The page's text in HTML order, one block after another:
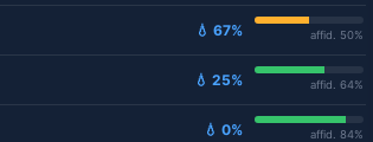
💧 67% affid. 50%
💧 25% affid. 64%
💧 0% affid. 84%